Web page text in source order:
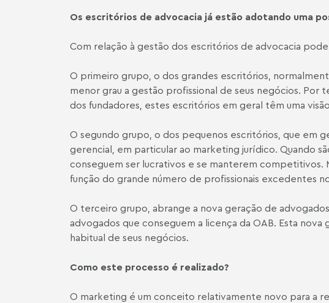
Os escritórios de advocacia já estão adotando uma
Com relação à gestão dos escritórios de advocacia
O primeiro grupo, o dos grandes escritórios,
menor grau a gestão profissional de seus negócios.
dos fundadores, estes escritórios em geral têm uma
O segundo grupo, o dos pequenos escritórios, que em
gerencial, em particular ao marketing jurídico. Quando
conseguem ser lucrativos e se manterem competitivos.
função do grande número de profissionais excedentes
O terceiro grupo, abrange a nova geração de
advogados que conseguem a licença da OAB. Esta
habitual de seus negócios.
Como este processo é realizado?
O marketing é um conceito relativamente novo para a